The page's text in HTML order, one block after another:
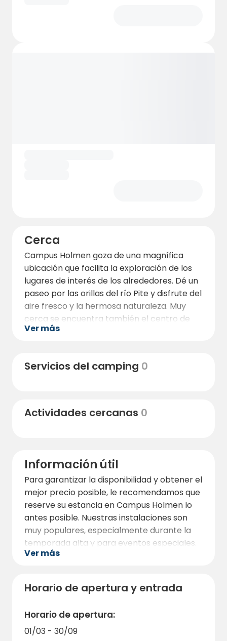
Cerca
Campus Holmen goza de una magnífica
ubicación que facilita la exploración de los
lugares de interés de los alrededores. Dé un
paseo por las orillas del río Pite y disfrute del
aire fresco y la hermosa naturaleza. Muy
cerca se encuentra también el centro de
Öjebyn, con sus acogedores cafés,
Para los interesados en la cultura y la
historia, se recomienda visitar el Museo de
Ver más
Servicios del camping 0
Actividades cercanas 0
Información útil
Para garantizar la disponibilidad y obtener el
mejor precio posible, le recomendamos que
reserve su estancia en Campus Holmen lo
antes posible. Nuestras instalaciones son
muy populares, especialmente durante la
temporada alta y para eventos especiales.
es posterior a las 17.00 horas (hasta las
de 300 coronas suecas en el momento de
la entrada.
Ver más
Horario de apertura y entrada
Horario de apertura:
01/03 - 30/09